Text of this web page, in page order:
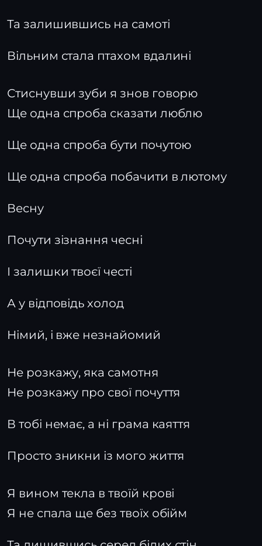
Та залишившись на самоті
Вільним стала птахом вдалині
Стиснувши зуби я знов говорю
Ще одна спроба сказати люблю
Ще одна спроба бути почутою
Ще одна спроба побачити в лютому
Весну
Почути зізнання чесні
І залишки твоєї честі
А у відповідь холод
Німий, і вже незнайомий
Не розкажу, яка самотня
Не розкажу про свої почуття
В тобі немає, а ні грама каяття
Просто зникни із мого життя
Я вином текла в твоїй крові
Я не спала ще без твоїх обійм